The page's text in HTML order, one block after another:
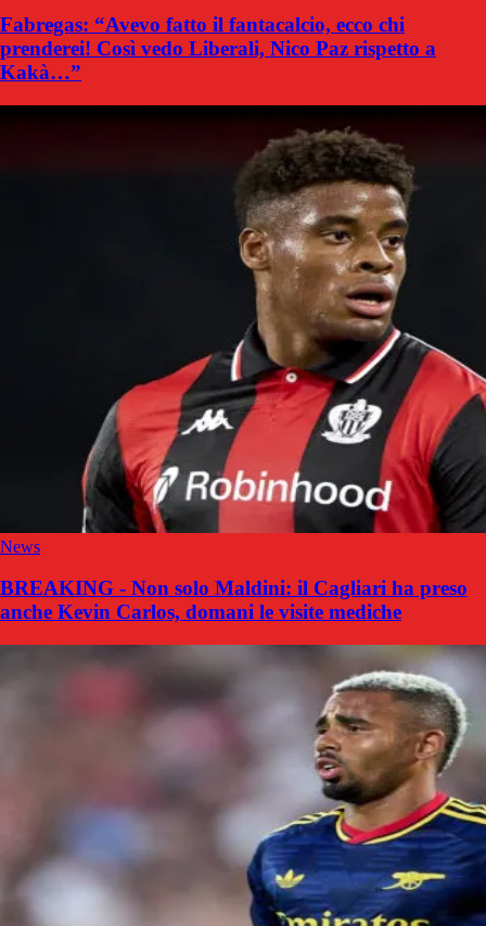
Fabregas: “Avevo fatto il fantacalcio, ecco chi
prenderei! Così vedo Liberali, Nico Paz rispetto a
Kakà…”
News
BREAKING - Non solo Maldini: il Cagliari ha preso
anche Kevin Carlos, domani le visite mediche